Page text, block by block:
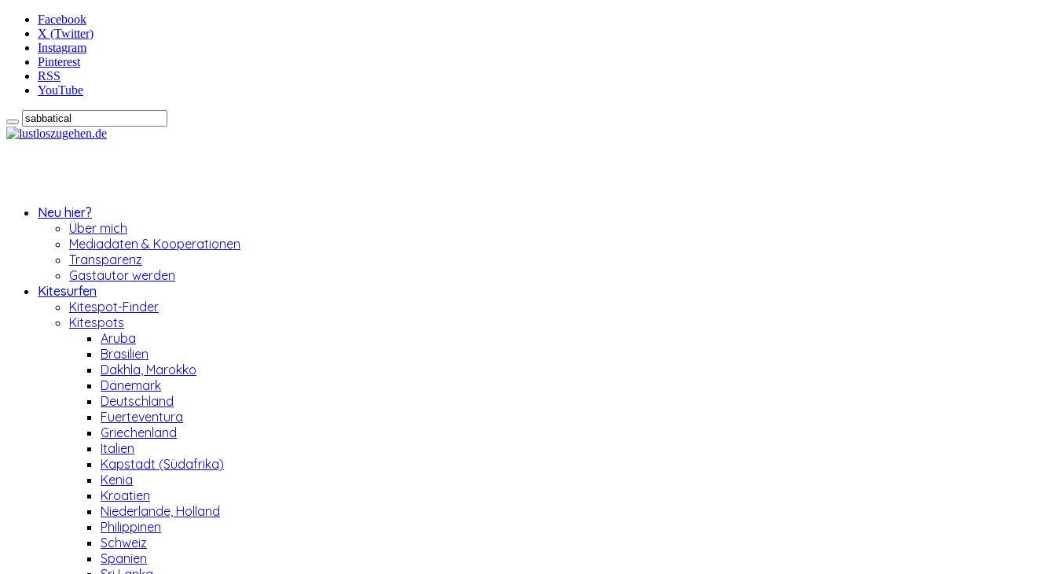
Facebook
X (Twitter)
Instagram
Pinterest
RSS
YouTube
Neu hier?
Über mich
Mediadaten & Kooperationen
Transparenz
Gastautor werden
Kitesurfen
Kitespot-Finder
Kitespots
Aruba
Brasilien
Dakhla, Marokko
Dänemark
Deutschland
Fuerteventura
Griechenland
Italien
Kapstadt (Südafrika)
Kenia
Kroatien
Niederlande, Holland
Philippinen
Schweiz
Spanien